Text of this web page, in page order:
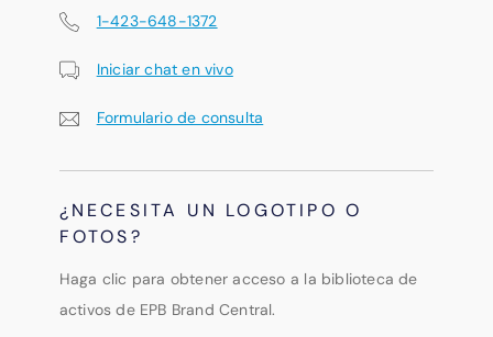
1-423-648-1372
Iniciar chat en vivo
Formulario de consulta
¿NECESITA UN LOGOTIPO O
FOTOS?
Haga clic para obtener acceso a la biblioteca de
activos de EPB Brand Central.